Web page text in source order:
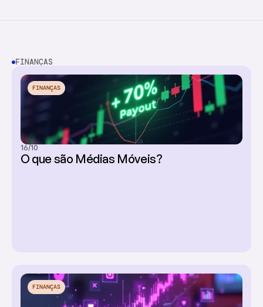
FINANÇAS
FINANÇAS
16/10
O que são Médias Móveis?
FINANÇAS